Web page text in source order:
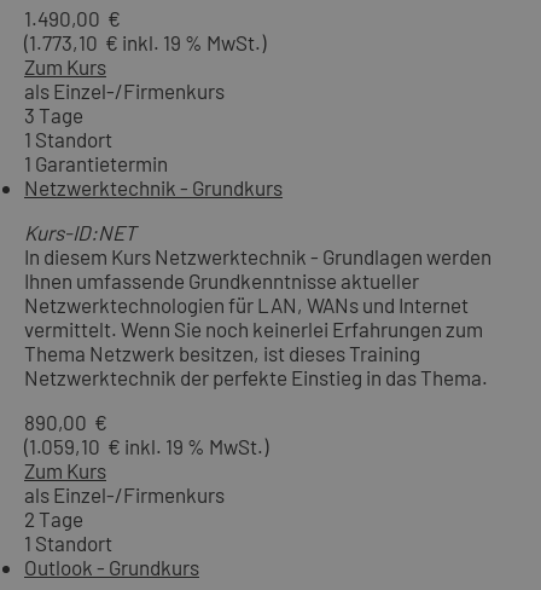
1.490,00 €
(1.773,10 € inkl. 19 % MwSt.)
Zum Kurs
als Einzel-/Firmenkurs
3 Tage
1 Standort
1 Garantietermin
Netzwerktechnik - Grundkurs
Kurs-ID:NET
In diesem Kurs Netzwerktechnik - Grundlagen werden
Ihnen umfassende Grundkenntnisse aktueller
Netzwerktechnologien für LAN, WANs und Internet
vermittelt. Wenn Sie noch keinerlei Erfahrungen zum
Thema Netzwerk besitzen, ist dieses Training
Netzwerktechnik der perfekte Einstieg in das Thema.
890,00 €
(1.059,10 € inkl. 19 % MwSt.)
Zum Kurs
als Einzel-/Firmenkurs
2 Tage
1 Standort
Outlook - Grundkurs